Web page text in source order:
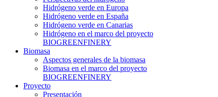
Hidrógeno verde en Europa
Hidrógeno verde en España
Hidrógeno verde en Canarias
Hidrógeno en el marco del proyecto
BIOGREENFINERY
Biomasa
Aspectos generales de la biomasa
Biomasa en el marco del proyecto
BIOGREENFINERY
Proyecto
Presentación